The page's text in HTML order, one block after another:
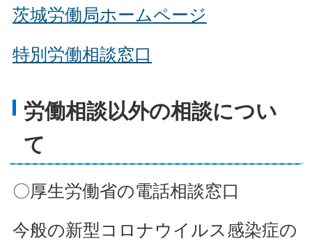
茨城労働局ホームページ
特別労働相談窓口
労働相談以外の相談につい
て
〇厚生労働省の電話相談窓口
今般の新型コロナウイルス感染症の